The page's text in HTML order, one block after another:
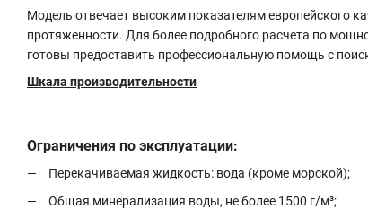
Модель отвечает высоким показателям европейского
протяженности. Для более подробного расчета по
готовы предоставить профессиональную помощь с
Шкала производительности
Ограничения по эксплуатации:
Перекачиваемая жидкость: вода (кроме морской);
Общая минерализация воды, не более 1500 г/м³;